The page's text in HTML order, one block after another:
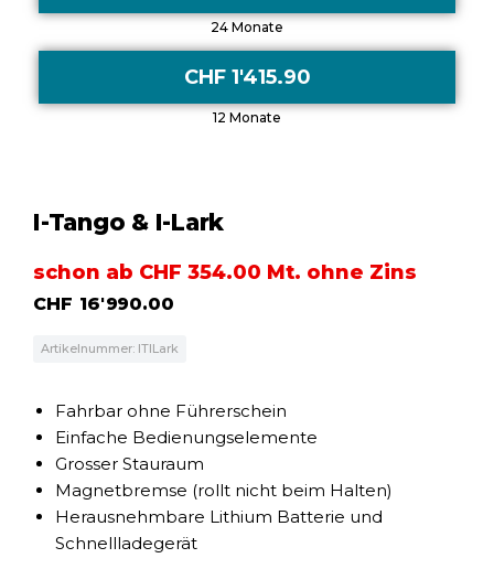
24 Monate
CHF 1'415.90
12 Monate
I-Tango & I-Lark
schon ab CHF 354.00 Mt. ohne Zins
CHF 16'990.00
Artikelnummer: ITILark
Fahrbar ohne Führerschein
Einfache Bedienungselemente
Grosser Stauraum
Magnetbremse (rollt nicht beim Halten)
Herausnehmbare Lithium Batterie und
Schnellladegerät